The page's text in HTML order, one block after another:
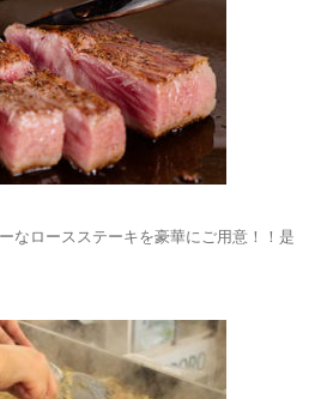
なロースステーキを豪華にご用意！！是